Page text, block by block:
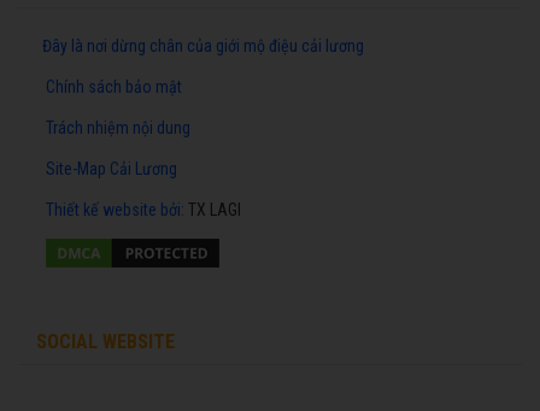
Đây là nơi dừng chân của giới mộ điệu cải lương
Chính sách bảo mật
Trách nhiệm nội dung
Site-Map Cải Lương
Thiết kế website bởi: TX LAGI
SOCIAL WEBSITE